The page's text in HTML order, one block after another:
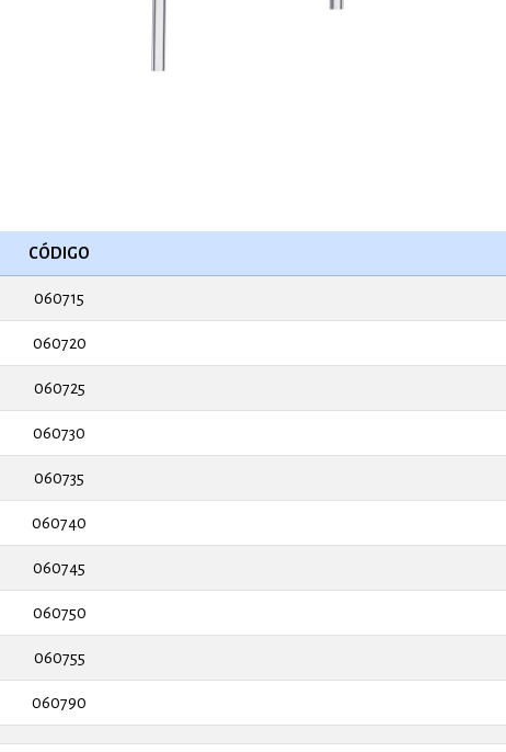
CÓDIGO
060715
060720
060725
060730
060735
060740
060745
060750
060755
060790